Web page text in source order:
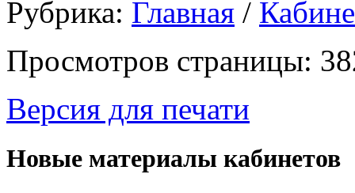
Рубрика: Главная /
Просмотров страницы:
Версия для печати
Новые материалы кабинетов